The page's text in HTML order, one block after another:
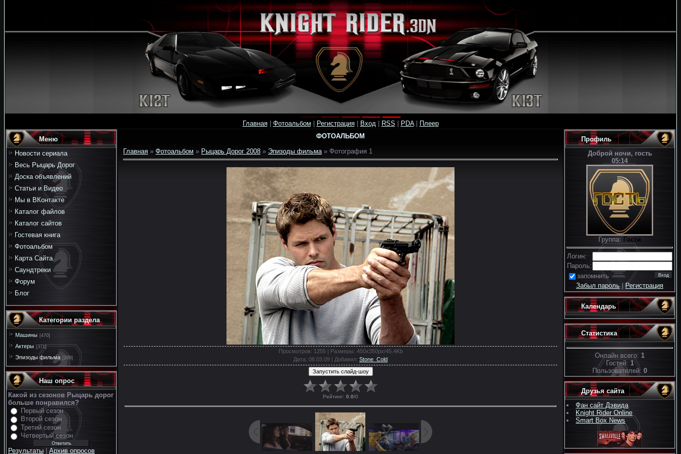
Главная| Фотоальбом Регистрация| Вход| RSS PDA| Плеер
Меню
Новости сериала
Весь Рыцарь Дорог
Доска объявлений
Статьи и Видео
Мы в ВКонтакте
Каталог файлов
Каталог сайтов
Гостевая книга
Фотоальбом
Карта Сайта
Саундтреки
Форум
Блог
Категории раздела
Машины [470]
Актеры [371]
Эпизоды фильма [299]
Наш опрос
Какой из сезонов Рыцарь дорог
больше понравился?
Первый сезон
Второй сезон
Третий сезон
Четвертый сезон
Результаты
Архив опросов
ФОТОАЛЬБОМ
Главная » Фотоальбом » Рыцарь Дорог 2008 » Эпизоды фильма» Фотография 1
Просмотров: 1255 | Размеры: 450x350px/45.4Kb
Дата: 08.03.09 | Добавил: Stone_Cold
Рейтинг: 0.0/0
Профиль
Доброй ночи, гость
05:14
Группа: Гости
Логин:
Пароль:
запомнить
Забыл пароль|Регистрация
Календарь
Статистика
Онлайн всего: 1
Гостей: 1
Пользователей: 0
Друзья сайта
Фан сайт Дэвида
Knight Rider Online
Smart Box News